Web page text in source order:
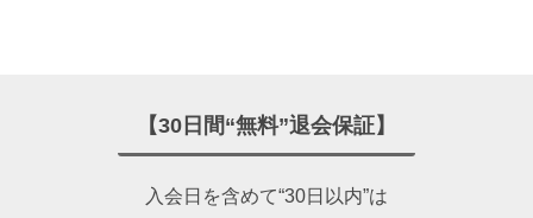
【30日間“無料”退会保証】
入会日を含めて“30日以内”は